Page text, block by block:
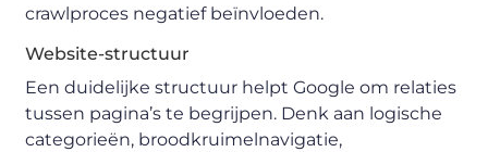
crawlproces negatief beïnvloeden.
Website-structuur
Een duidelijke structuur helpt Google om relaties
tussen pagina’s te begrijpen. Denk aan logische
categorieën, broodkruimelnavigatie,